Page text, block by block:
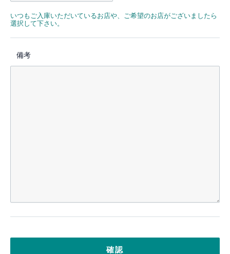
いつもご入庫いただいているお店や、ご希望のお店がございましたら
選択して下さい。
備考